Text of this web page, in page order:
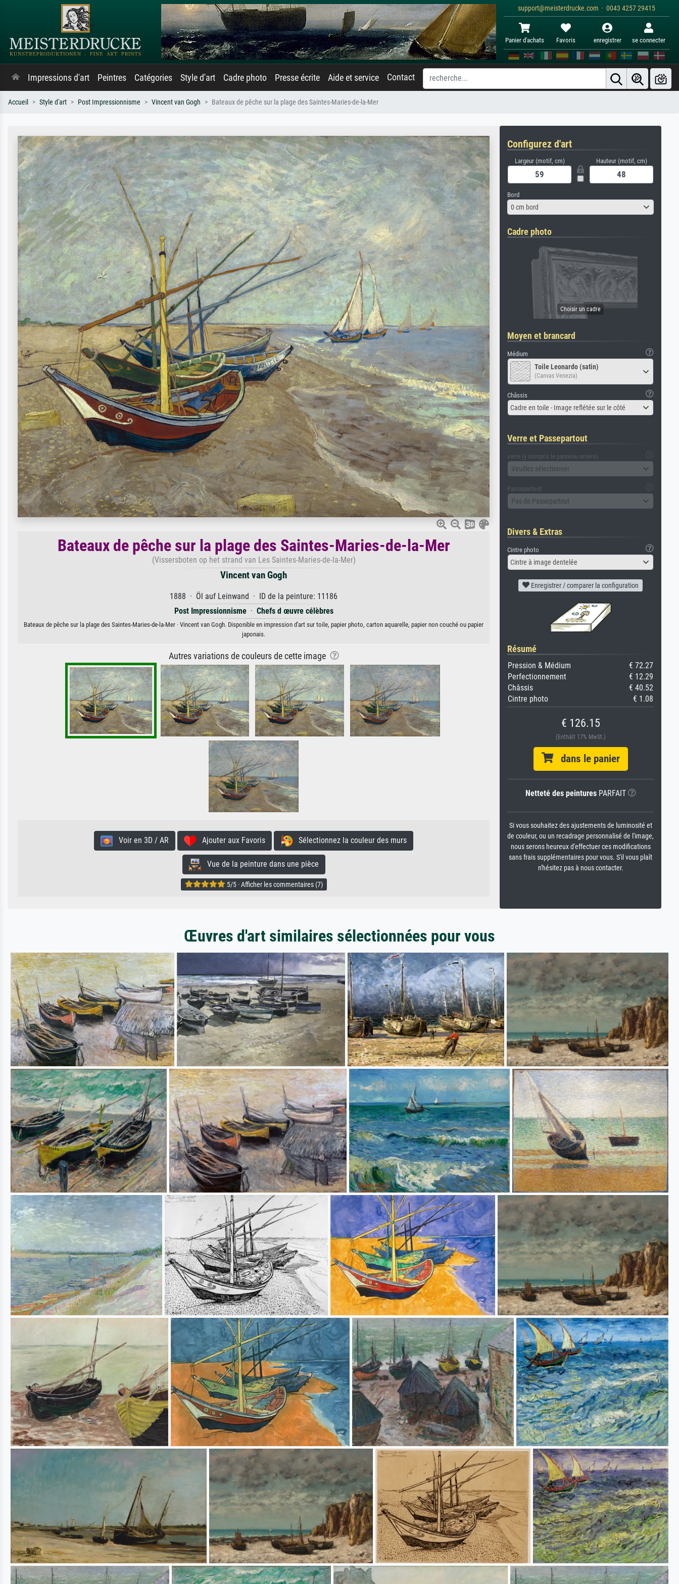
support@meisterdrucke.com · 0043 4257 29415
Panier d'achats Favoris enregistrer se connecter
Impressions d'art Peintres Catégories Style d'art Cadre photo Presse écrite Aide et service Contact
Accueil Style d'art Post Impressionnisme Vincent van Gogh Bateaux de pêche sur la plage des Saintes-Maries-de-la-Mer
Bateaux de pêche sur la plage des Saintes-Maries-de-la-Mer
(Vissersboten op het strand van Les Saintes-Maries-de-la-Mer)
Vincent van Gogh
1888 · Öl auf Leinwand · ID de la peinture: 11186
Post Impressionnisme· Chefs d œuvre célèbres
Bateaux de pêche sur la plage des Saintes-Maries-de-la-Mer · Vincent van Gogh. Disponible en impression d'art sur toile, papier photo, carton aquarelle, papier non couché ou papier
japonais.
Autres variations de couleurs de cette image
Voir en 3D / AR Ajouter aux Favoris Sélectionnez la couleur des murs
Vue de la peinture dans une pièce
5/5 · Afficher les commentaires (7)
Configurez d'art
Largeur (motif, cm) Hauteur (motif, cm)
Bord
0 cm bord
Cadre photo
Moyen et brancard
Médium
Toile Leonardo (satin)
(Canvas Venezia)
Châssis
Cadre en toile - Image reflétée sur le côté
Verre et Passepartout
verre (y compris le panneau arrière)
Veuillez sélectionner
Passepartout
Pas de Passepartout
Divers & Extras
Cintre photo
Cintre à image dentelée
Enregistrer / comparer la configuration
Résumé
Pression & Médium
€ 72.27
Perfectionnement
€ 12.29
Châssis
€ 40.52
Cintre photo
€ 1.08
€ 126.15
(Enthält 17% MwSt.)
dans le panier
Netteté des peinturesPARFAIT
Si vous souhaitez des ajustements de luminosité et
de couleur, ou un recadrage personnalisé de l'image,
nous serons heureux d'effectuer ces modifications
sans frais supplémentaires pour vous. S'il vous plaît
n'hésitez pas à nous contacter.
Œuvres d'art similaires sélectionnées pour vous